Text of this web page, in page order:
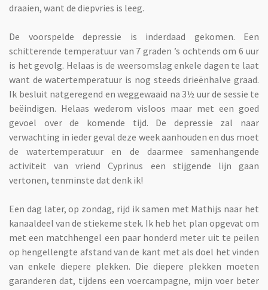
draaien, want de diepvries is leeg.
De voorspelde depressie is inderdaad gekomen. Een
schitterende temperatuur van 7 graden ’s ochtends om 6 uur
is het gevolg. Helaas is de weersomslag enkele dagen te laat
want de watertemperatuur is nog steeds drieënhalve graad.
Ik besluit natgeregend en weggewaaid na 3½ uur de sessie te
beëindigen. Helaas wederom visloos maar met een goed
gevoel over de komende tijd. De depressie zal naar
verwachting in ieder geval deze week aanhouden en dus moet
de watertemperatuur en de daarmee samenhangende
activiteit van vriend Cyprinus een stijgende lijn gaan
vertonen, tenminste dat denk ik!
Een dag later, op zondag, rijd ik samen met Mathijs naar het
kanaaldeel van de stiekeme stek. Ik heb het plan opgevat om
met een matchhengel een paar honderd meter uit te peilen
op hengellengte afstand van de kant met als doel het vinden
van enkele diepere plekken. Die diepere plekken moeten
garanderen dat, tijdens een voercampagne, mijn voer beter